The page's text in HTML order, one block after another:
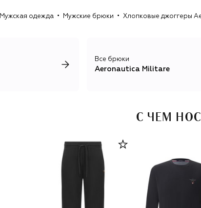
Мужская одежда Мужские брюки Хлопковые джоггеры
Все брюки
Aeronautica Militare
С ЧЕМ